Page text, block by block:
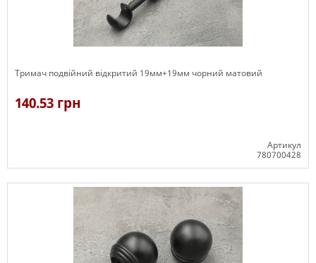
Тримач подвійний відкритий 19мм+19мм чорний матовий
140.53 грн
Артикул
780700428